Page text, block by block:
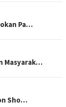
Pa…
Masyarak…
Sho…